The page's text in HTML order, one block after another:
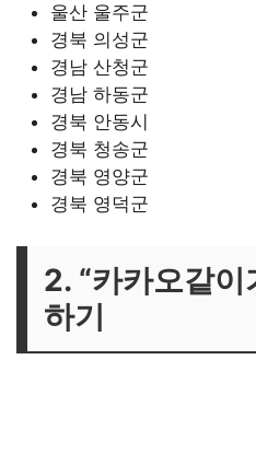
울산 울주군
경북 의성군
경남 산청군
경남 하동군
경북 안동시
경북 청송군
경북 영양군
경북 영덕군
2. “카카오같이
하기